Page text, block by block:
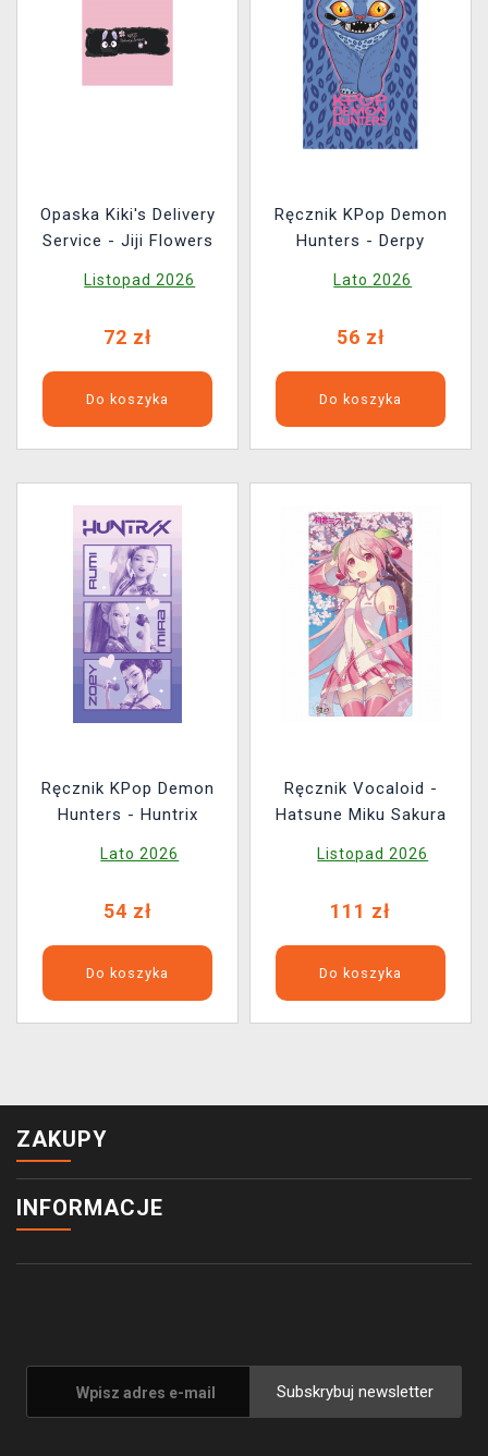
Opaska Kiki's Delivery
Service - Jiji Flowers
Listopad 2026
72 zł
Do koszyka
Ręcznik KPop Demon
Hunters - Derpy
Lato 2026
56 zł
Do koszyka
Ręcznik KPop Demon
Hunters - Huntrix
Lato 2026
54 zł
Do koszyka
Ręcznik Vocaloid -
Hatsune Miku Sakura
Listopad 2026
111 zł
Do koszyka
ZAKUPY
INFORMACJE
Subskrybuj newsletter